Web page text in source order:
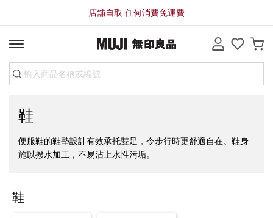
店舖自取 任何消費免運費
鞋
便服鞋的鞋墊設計有效承托雙足，令步行時更舒適自在。鞋身
施以撥水加工，不易沾上水性污垢。
鞋